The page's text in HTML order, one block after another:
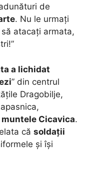
de
. Nu le urmați
atacați armata,
a lichidat
” din centrul
Dragobilje,
muntele Cicavica.
că soldații
și își